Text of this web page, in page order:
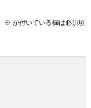
※ が付いている欄は必須項